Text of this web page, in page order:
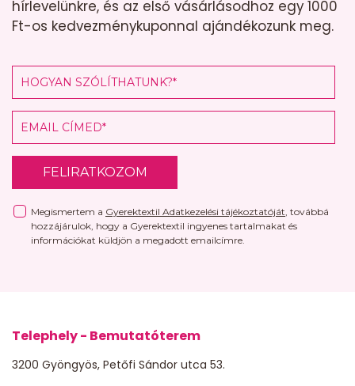
hírlevelünkre, és az első vásárlásodhoz egy 1000
Ft-os kedvezménykuponnal ajándékozunk meg.
FELIRATKOZOM
Megismertem a Gyerektextil Adatkezelési tájékoztatóját , továbbá
hozzájárulok, hogy a Gyerektextil ingyenes tartalmakat és
információkat küldjön a megadott emailcímre.
Telephely - Bemutatóterem
3200 Gyöngyös, Petőfi Sándor utca 53.